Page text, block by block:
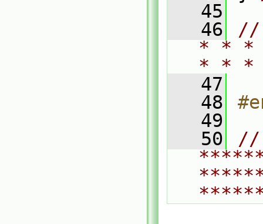
   45
   46
//
* * *
* *
   47
   48
   49
   50
//